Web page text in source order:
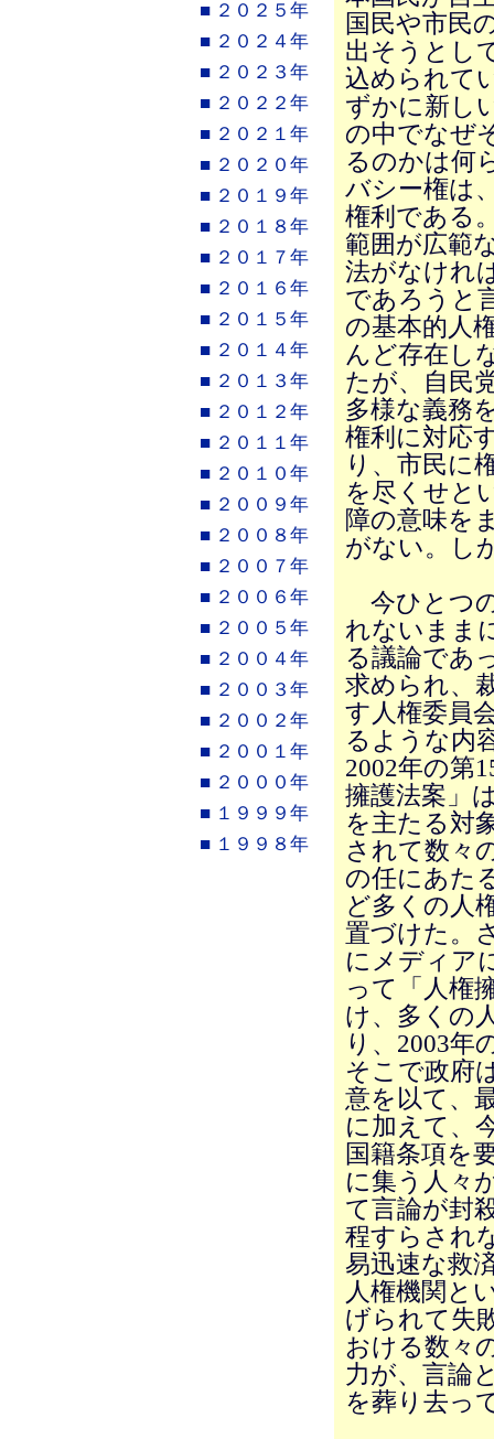
■ ２０２５年
■ ２０２４年
■ ２０２３年
■ ２０２２年
■ ２０２１年
■ ２０２０年
■ ２０１９年
■ ２０１８年
■ ２０１７年
■ ２０１６年
■ ２０１５年
■ ２０１４年
■ ２０１３年
■ ２０１２年
■ ２０１１年
■ ２０１０年
■ ２００９年
■ ２００８年
■ ２００７年
■ ２００６年
■ ２００５年
■ ２００４年
■ ２００３年
■ ２００２年
■ ２００１年
■ ２０００年
■ １９９９年
■ １９９８年
国民や市民
出そうとし
込められて
ずかに新し
の中でなぜ
るのかは何
バシー権は
権利である
範囲が広範
法がなけれ
であろうと
の基本的人
んど存在し
たが、自民
多様な義務
権利に対応
り、市民に
を尽くせと
障の意味を
がない。し
今ひとつ
れないまま
る議論であ
求められ、
す人権委員
るような内
2002年の第
擁護法案」
を主たる対
されて数々
の任にあた
ど多くの人
置づけた。
にメディア
って「人権
け、多くの
り、2003年
そこで政府
意を以て、
に加えて、
国籍条項を
に集う人々
て言論が封
程すらされ
易迅速な救
人権機関と
げられて失
おける数々
力が、言論
を葬り去っ